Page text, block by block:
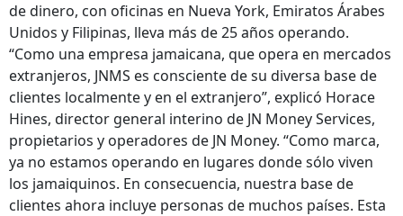
de dinero, con oficinas en Nueva York, Emiratos Árabes
Unidos y Filipinas, lleva más de 25 años operando.
“Como una empresa jamaicana, que opera en mercados
extranjeros, JNMS es consciente de su diversa base de
clientes localmente y en el extranjero”, explicó Horace
Hines, director general interino de JN Money Services,
propietarios y operadores de JN Money. “Como marca,
ya no estamos operando en lugares donde sólo viven
los jamaiquinos. En consecuencia, nuestra base de
clientes ahora incluye personas de muchos países. Esta